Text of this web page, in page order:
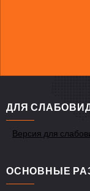
ДЛЯ
Версия для
ОСНОВНЫЕ